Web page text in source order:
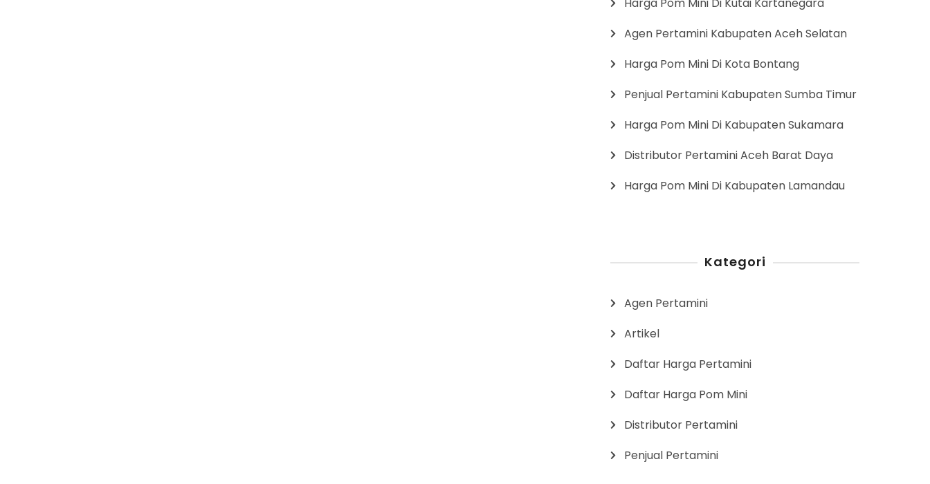
Agen Pertamini Kabupaten Aceh Selatan
Harga Pom Mini Di Kota Bontang
Penjual Pertamini Kabupaten Sumba Timur
Harga Pom Mini Di Kabupaten Sukamara
Distributor Pertamini Aceh Barat Daya
Harga Pom Mini Di Kabupaten Lamandau
Kategori
Agen Pertamini
Artikel
Daftar Harga Pertamini
Daftar Harga Pom Mini
Distributor Pertamini
Penjual Pertamini